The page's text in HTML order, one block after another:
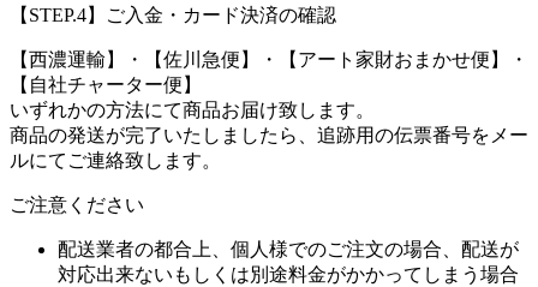
【STEP.4】ご入金・カード決済の確認
【西濃運輸】・【佐川急便】・【アート家財おまかせ便】・
【自社チャーター便】
いずれかの方法にて商品お届け致します。
商品の発送が完了いたしましたら、追跡用の伝票番号をメー
ルにてご連絡致します。
ご注意ください
配送業者の都合上、個人様でのご注文の場合、配送が
対応出来ないもしくは別途料金がかかってしまう場合